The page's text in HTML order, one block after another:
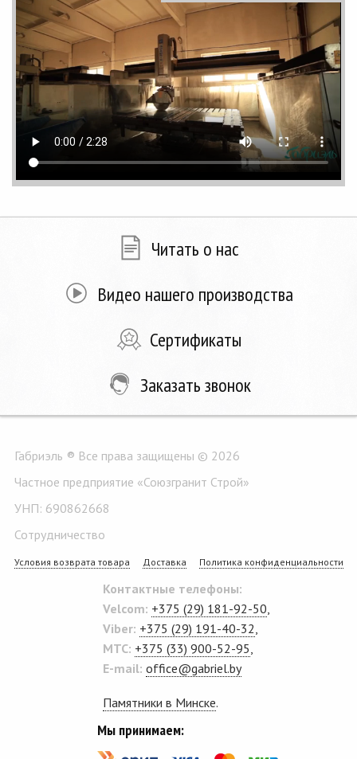
Читать о нас
Видео нашего производства
Сертификаты
Заказать звонок
Габриэль ® Все права защищены © 2026
Частное предприятие «Союзгранит Строй»
УНП: 690862668
Сотрудничество
Условия возврата товара Доставка Политика конфиденциальности
Контактные телефоны:
Velcom: +375 (29) 181-92-50
Viber: +375 (29) 191-40-32
MTC: +375 (33) 900-52-95
E-mail: office@gabriel.by
Памятники в Минске.
Мы принимаем: